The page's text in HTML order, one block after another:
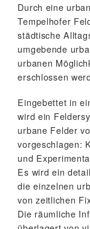
Durch eine
Tempelhofer
städtische
umgebende
urbanen
erschlossen
Eingebettet in
wird ein
urbane Felder
vorgeschlagen:
und
Es wird ein
die einzelnen
von zeitlichen
Die räumliche